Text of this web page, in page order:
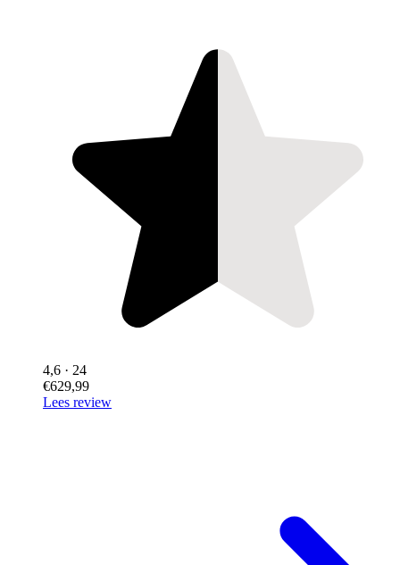
4,6 · 24
€629,99
Lees review